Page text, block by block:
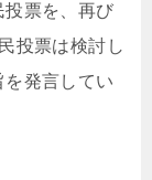
投票を、再び
投票は検討し
発言してい